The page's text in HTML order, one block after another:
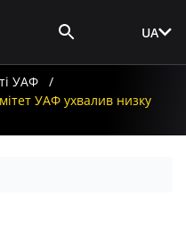
UA
УАФ
УАФ ухвалив низку